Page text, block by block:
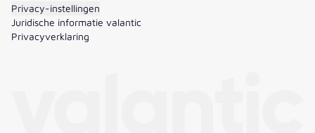
Privacy-instellingen
Juridische informatie valantic
Privacyverklaring